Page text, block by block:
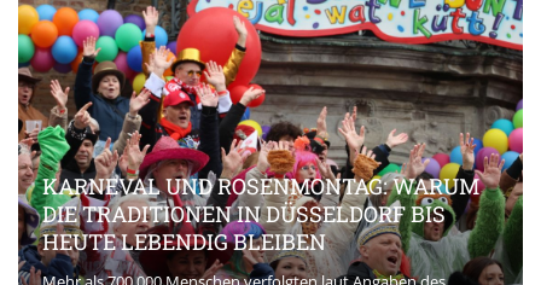
KARNEVAL UND ROSENMONTAG: WARUM
DIE TRADITIONEN IN DÜSSELDORF BIS
HEUTE LEBENDIG BLEIBEN